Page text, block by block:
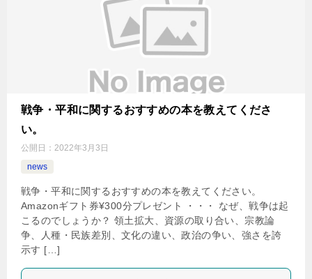
戦争・平和に関するおすすめの本を教えてくださ
い。
公開日： 2022年3月3日
news
戦争・平和に関するおすすめの本を教えてください。
Amazonギフト券¥300分プレゼント ・・・ なぜ、戦争は起
こるのでしょうか？ 領土拡大、資源の取り合い、宗教論
争、人種・民族差別、文化の違い、政治の争い、強さを誇
示す […]